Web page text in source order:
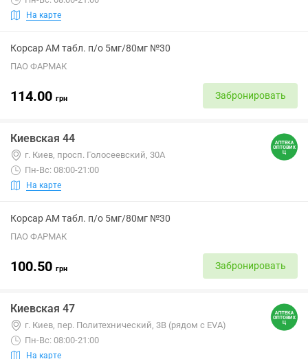
На карте
Корсар АМ табл. п/о 5мг/80мг №30
ПАО ФАРМАК
114.00 грн Забронировать
Киевская 44
г. Киев, просп. Голосеевский, 30А
Пн-Вс: 08:00-21:00
На карте
Корсар АМ табл. п/о 5мг/80мг №30
ПАО ФАРМАК
100.50 грн Забронировать
Киевская 47
г. Киев, пер. Политехнический, 3В (рядом с EVA)
Пн-Вс: 08:00-21:00
На карте